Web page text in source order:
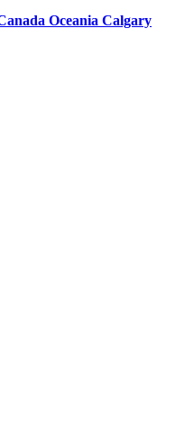
Oceania Calgary